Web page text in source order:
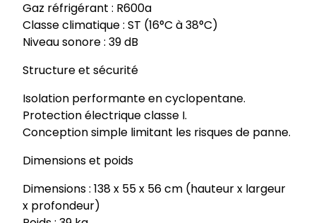
Gaz réfrigérant : R600a
Classe climatique : ST (16°C à 38°C)
Niveau sonore : 39 dB
Structure et sécurité
Isolation performante en cyclopentane.
Protection électrique classe I.
Conception simple limitant les risques de panne.
Dimensions et poids
Dimensions : 138 x 55 x 56 cm (hauteur x largeur
x profondeur)